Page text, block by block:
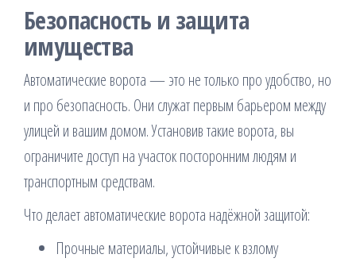
Безопасность и защита
имущества
Автоматические ворота — это не только про удобство, но
и про безопасность. Они служат первым барьером между
улицей и вашим домом. Установив такие ворота, вы
ограничите доступ на участок посторонним людям и
транспортным средствам.
Что делает автоматические ворота надёжной защитой:
Прочные материалы, устойчивые к взлому